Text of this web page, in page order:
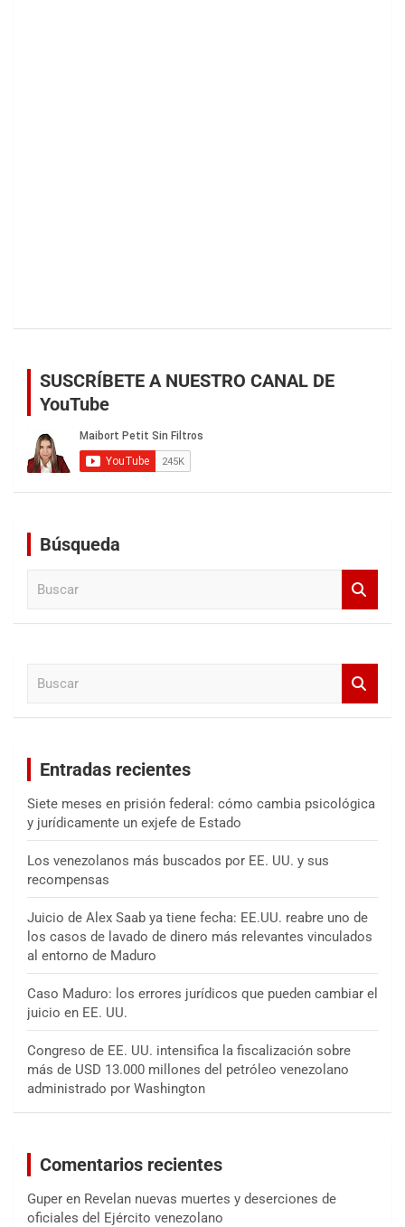
SUSCRÍBETE A NUESTRO CANAL DE
YouTube
Búsqueda
Entradas recientes
Siete meses en prisión federal: cómo cambia psicológica
y jurídicamente un exjefe de Estado
Los venezolanos más buscados por EE. UU. y sus
recompensas
Juicio de Alex Saab ya tiene fecha: EE.UU. reabre uno de
los casos de lavado de dinero más relevantes vinculados
al entorno de Maduro
Caso Maduro: los errores jurídicos que pueden cambiar el
juicio en EE. UU.
Congreso de EE. UU. intensifica la fiscalización sobre
más de USD 13.000 millones del petróleo venezolano
administrado por Washington
Comentarios recientes
Guper en Revelan nuevas muertes y deserciones de
oficiales del Ejército venezolano